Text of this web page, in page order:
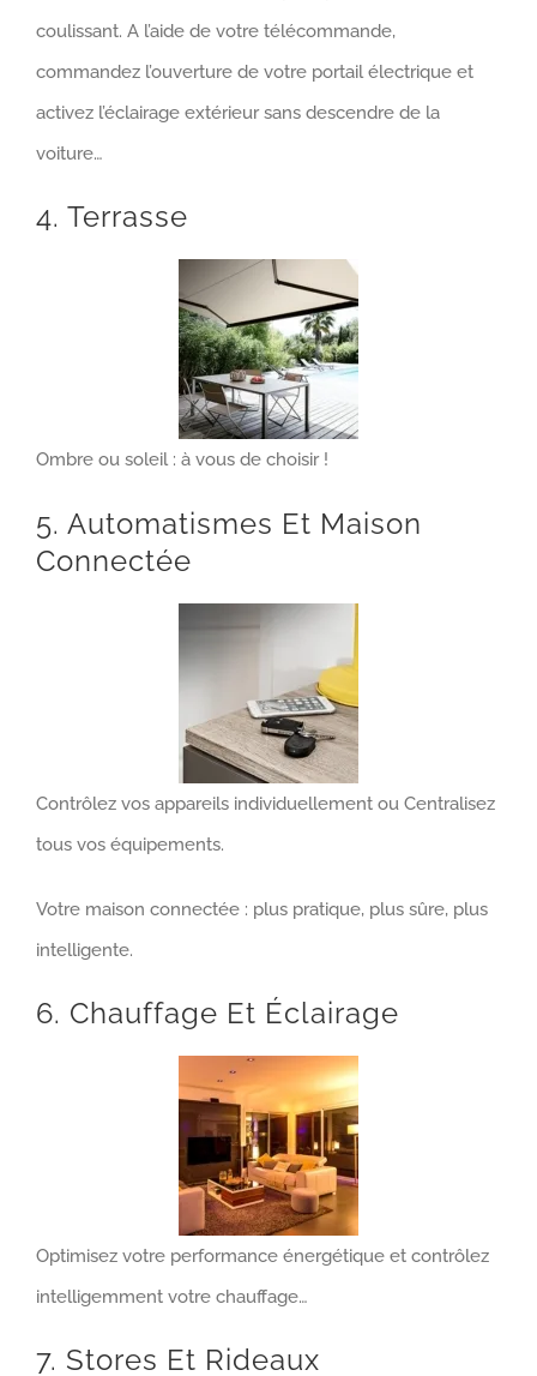
coulissant. A l’aide de votre télécommande,
commandez l’ouverture de votre portail électrique et
activez l’éclairage extérieur sans descendre de la
voiture…
4. Terrasse
Ombre ou soleil : à vous de choisir !
5. Automatismes Et Maison
Connectée
Contrôlez vos appareils individuellement ou Centralisez
tous vos équipements.
Votre maison connectée : plus pratique, plus sûre, plus
intelligente.
6. Chauffage Et Éclairage
Optimisez votre performance énergétique et contrôlez
intelligemment votre chauffage…
7. Stores Et Rideaux